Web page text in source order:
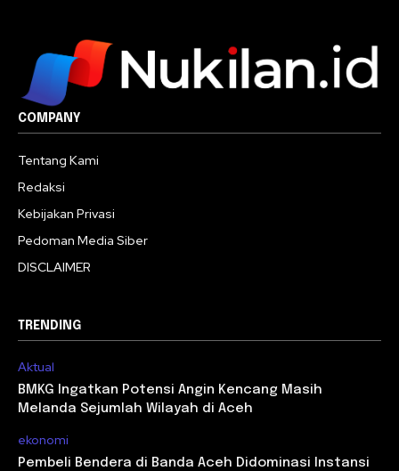
COMPANY
Tentang Kami
Redaksi
Kebijakan Privasi
Pedoman Media Siber
DISCLAIMER
TRENDING
Aktual
BMKG Ingatkan Potensi Angin Kencang Masih
Melanda Sejumlah Wilayah di Aceh
ekonomi
Pembeli Bendera di Banda Aceh Didominasi Instansi